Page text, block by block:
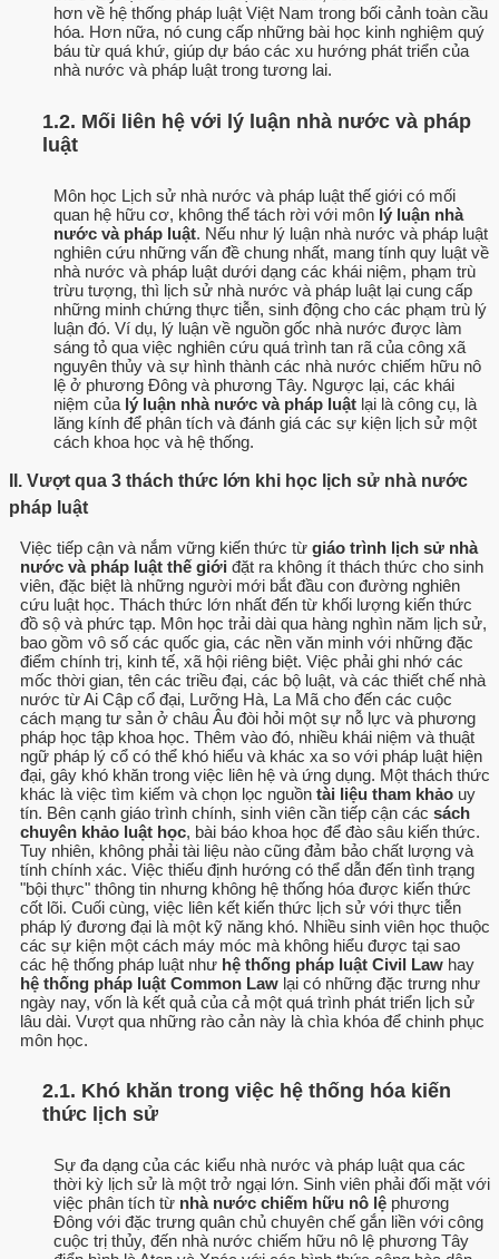
hơn về hệ thống pháp luật Việt Nam trong bối cảnh toàn cầu
hóa. Hơn nữa, nó cung cấp những bài học kinh nghiệm quý
báu từ quá khứ, giúp dự báo các xu hướng phát triển của
nhà nước và pháp luật trong tương lai.
1.2. Mối liên hệ với lý luận nhà nước và pháp
luật
Môn học Lịch sử nhà nước và pháp luật thế giới có mối
quan hệ hữu cơ, không thể tách rời với môn lý luận nhà
nước và pháp luật. Nếu như lý luận nhà nước và pháp luật
nghiên cứu những vấn đề chung nhất, mang tính quy luật về
nhà nước và pháp luật dưới dạng các khái niệm, phạm trù
trừu tượng, thì lịch sử nhà nước và pháp luật lại cung cấp
những minh chứng thực tiễn, sinh động cho các phạm trù lý
luận đó. Ví dụ, lý luận về nguồn gốc nhà nước được làm
sáng tỏ qua việc nghiên cứu quá trình tan rã của công xã
nguyên thủy và sự hình thành các nhà nước chiếm hữu nô
lệ ở phương Đông và phương Tây. Ngược lại, các khái
niệm của lý luận nhà nước và pháp luật lại là công cụ, là
lăng kính để phân tích và đánh giá các sự kiện lịch sử một
cách khoa học và hệ thống.
II. Vượt qua 3 thách thức lớn khi học lịch sử nhà nước
pháp luật
Việc tiếp cận và nắm vững kiến thức từ giáo trình lịch sử nhà
nước và pháp luật thế giới đặt ra không ít thách thức cho sinh
viên, đặc biệt là những người mới bắt đầu con đường nghiên
cứu luật học. Thách thức lớn nhất đến từ khối lượng kiến thức
đồ sộ và phức tạp. Môn học trải dài qua hàng nghìn năm lịch sử,
bao gồm vô số các quốc gia, các nền văn minh với những đặc
điểm chính trị, kinh tế, xã hội riêng biệt. Việc phải ghi nhớ các
mốc thời gian, tên các triều đại, các bộ luật, và các thiết chế nhà
nước từ Ai Cập cổ đại, Lưỡng Hà, La Mã cho đến các cuộc
cách mạng tư sản ở châu Âu đòi hỏi một sự nỗ lực và phương
pháp học tập khoa học. Thêm vào đó, nhiều khái niệm và thuật
ngữ pháp lý cổ có thể khó hiểu và khác xa so với pháp luật hiện
đại, gây khó khăn trong việc liên hệ và ứng dụng. Một thách thức
khác là việc tìm kiếm và chọn lọc nguồn tài liệu tham khảo uy
tín. Bên cạnh giáo trình chính, sinh viên cần tiếp cận các sách
chuyên khảo luật học, bài báo khoa học để đào sâu kiến thức.
Tuy nhiên, không phải tài liệu nào cũng đảm bảo chất lượng và
tính chính xác. Việc thiếu định hướng có thể dẫn đến tình trạng
"bội thực" thông tin nhưng không hệ thống hóa được kiến thức
cốt lõi. Cuối cùng, việc liên kết kiến thức lịch sử với thực tiễn
pháp lý đương đại là một kỹ năng khó. Nhiều sinh viên học thuộc
các sự kiện một cách máy móc mà không hiểu được tại sao
các hệ thống pháp luật như hệ thống pháp luật Civil Law hay
hệ thống pháp luật Common Law lại có những đặc trưng như
ngày nay, vốn là kết quả của cả một quá trình phát triển lịch sử
lâu dài. Vượt qua những rào cản này là chìa khóa để chinh phục
môn học.
2.1. Khó khăn trong việc hệ thống hóa kiến
thức lịch sử
Sự đa dạng của các kiểu nhà nước và pháp luật qua các
thời kỳ lịch sử là một trở ngại lớn. Sinh viên phải đối mặt với
việc phân tích từ nhà nước chiếm hữu nô lệ phương
Đông với đặc trưng quân chủ chuyên chế gắn liền với công
cuộc trị thủy, đến nhà nước chiếm hữu nô lệ phương Tây